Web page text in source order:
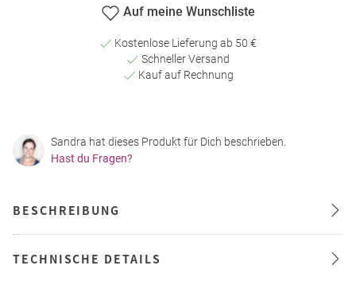
Auf meine Wunschliste
Kostenlose Lieferung ab 50 €
Schneller Versand
Kauf auf Rechnung
Sandra hat dieses Produkt für Dich beschrieben.
Hast du Fragen?
BESCHREIBUNG
TECHNISCHE DETAILS